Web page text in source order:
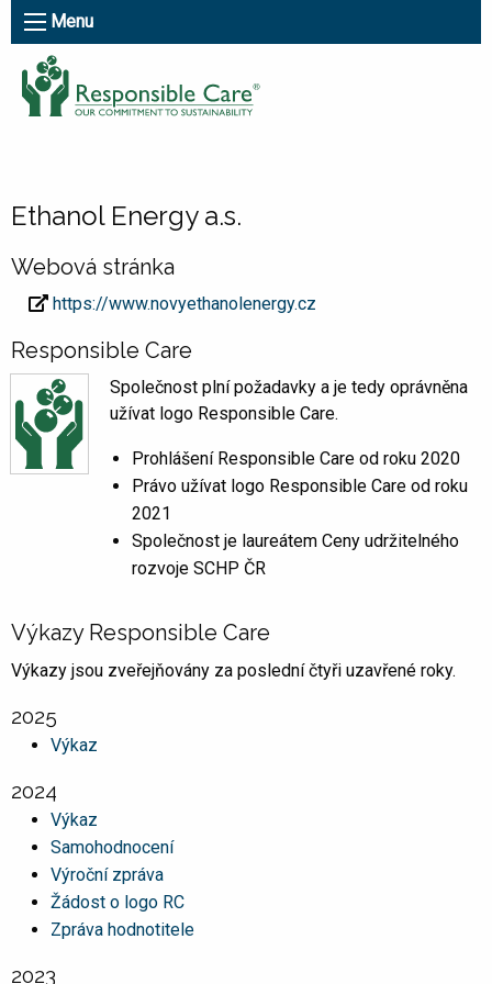
Menu
Ethanol Energy a.s.
Webová stránka
https://www.novyethanolenergy.cz
Responsible Care
Společnost plní požadavky a je tedy oprávněna
užívat logo Responsible Care.
Prohlášení Responsible Care od roku 2020
Právo užívat logo Responsible Care od roku
2021
Společnost je laureátem Ceny udržitelného
rozvoje SCHP ČR
Výkazy Responsible Care
Výkazy jsou zveřejňovány za poslední čtyři uzavřené roky.
2025
Výkaz
2024
Výkaz
Samohodnocení
Výroční zpráva
Žádost o logo RC
Zpráva hodnotitele
2023